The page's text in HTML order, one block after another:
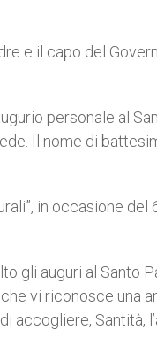
e il capo del
personale al
Il nome di
in occasione del
gli auguri al Santo
vi riconosce una
accogliere, Santità,